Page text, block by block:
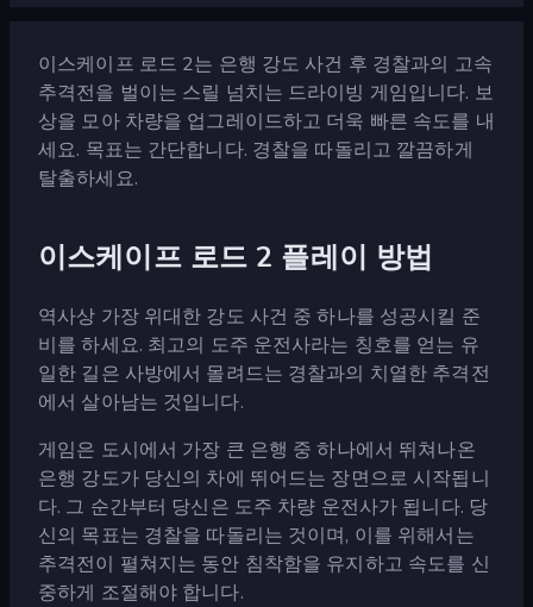
이스케이프 로드 2는 은행 강도 사건 후 경찰과의 고속
추격전을 벌이는 스릴 넘치는 드라이빙 게임입니다. 보
상을 모아 차량을 업그레이드하고 더욱 빠른 속도를 내
세요. 목표는 간단합니다. 경찰을 따돌리고 깔끔하게
탈출하세요.
이스케이프 로드 2 플레이 방법
역사상 가장 위대한 강도 사건 중 하나를 성공시킬 준
비를 하세요. 최고의 도주 운전사라는 칭호를 얻는 유
일한 길은 사방에서 몰려드는 경찰과의 치열한 추격전
에서 살아남는 것입니다.
게임은 도시에서 가장 큰 은행 중 하나에서 뛰쳐나온
은행 강도가 당신의 차에 뛰어드는 장면으로 시작됩니
다. 그 순간부터 당신은 도주 차량 운전사가 됩니다. 당
신의 목표는 경찰을 따돌리는 것이며, 이를 위해서는
추격전이 펼쳐지는 동안 침착함을 유지하고 속도를 신
중하게 조절해야 합니다.